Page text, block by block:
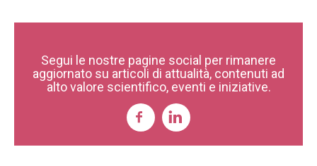
Segui le nostre pagine social per rimanere
aggiornato su articoli di attualità, contenuti ad
alto valore scientifico, eventi e iniziative.